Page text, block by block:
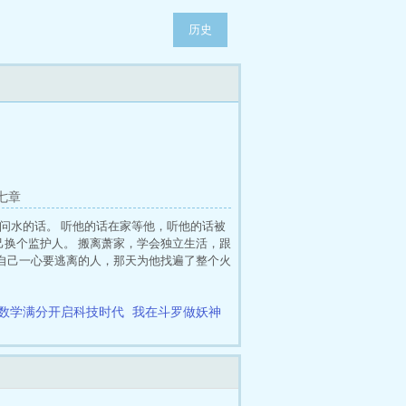
历史
章
水的话。 听他的话在家等他，听他的话被
个监护人。 搬离萧家，学会独立生活，跟
一心要逃离的人，那天为他找遍了整个火
内容标签： 生子 幻想空间 重生 婚恋 搜
学满分开启科技时代 我在斗罗做妖神